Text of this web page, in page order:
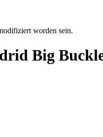
worden sein.
Big